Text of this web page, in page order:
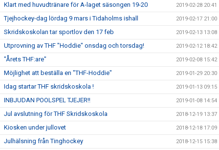
Klart med huvudtränare för A-laget säsongen 19-20 2019-02-28 20:41
Tjejhockey-dag lördag 9 mars i Tidaholms ishall 2019-02-17 21:00
Skridskoskolan tar sportlov den 17 feb 2019-02-13 13:08
Utprovning av THF "Hoddie" onsdag och torsdag! 2019-02-12 18:42
"Årets THF:are" 2019-02-08 15:42
Möjlighet att beställa en "THF-Hoddie" 2019-01-29 20:30
Idag startar THF skridskoskola ! 2019-01-13 09:15
INBJUDAN POOLSPEL TJEJER!! 2019-01-08 14:54
Jul avslutning för THF Skridskoskola 2018-12-19 13:37
Kiosken under jullovet 2018-12-18 17:09
Julhälsning från Tinghockey 2018-12-15 15:38